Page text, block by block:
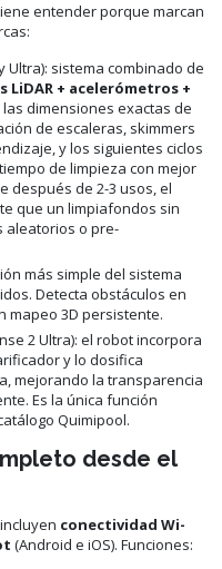
entender porque marcan
Ultra): sistema combinado de
+ acelerómetros +
las dimensiones exactas de
de escaleras, skimmers
y los siguientes ciclos
de limpieza con mejor
después de 2-3 usos, el
que un limpiafondos sin
aleatorios o pre-
más simple del sistema
Detecta obstáculos en
mapeo 3D persistente.
2 Ultra): el robot incorpora
y lo dosifica
mejorando la transparencia
Es la única función
Quimipool.
desde el
conectividad Wi-
(Android e iOS). Funciones: